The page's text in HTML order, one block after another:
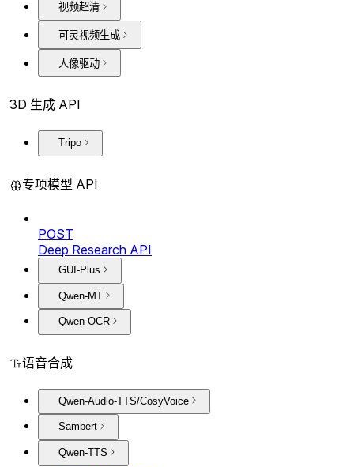
视频超清
可灵视频生成
人像驱动
3D 生成 API
Tripo
专项模型 API
POST
Deep Research API
GUI-Plus
Qwen-MT
Qwen-OCR
语音合成
Qwen-Audio-TTS/CosyVoice
Sambert
Qwen-TTS